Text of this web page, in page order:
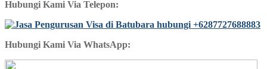
Hubungi Kami Via Telepon:
Hubungi Kami Via WhatsApp: